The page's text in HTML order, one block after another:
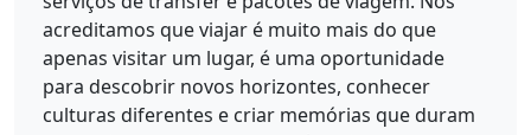
acreditamos que viajar é muito mais do que
apenas visitar um lugar, é uma oportunidade
para descobrir novos horizontes, conhecer
culturas diferentes e criar memórias que duram